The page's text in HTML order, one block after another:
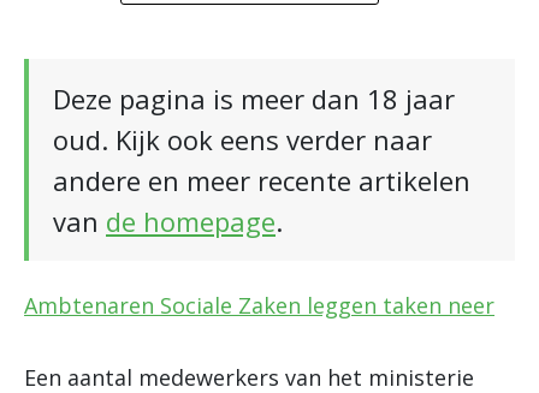
Deze pagina is meer dan 18 jaar
oud. Kijk ook eens verder naar
andere en meer recente artikelen
van de homepage.
Ambtenaren Sociale Zaken leggen taken neer
Een aantal medewerkers van het ministerie